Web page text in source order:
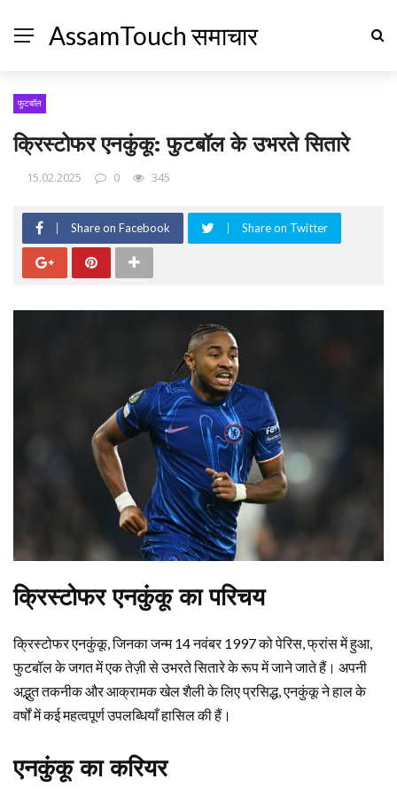
AssamTouch समाचार
फुटबॉल
क्रिस्टोफर एनकुंकू: फुटबॉल के उभरते सितारे
15.02.2025 0 345
Share on Facebook Share on Twitter
क्रिस्टोफर एनकुंकू का परिचय
क्रिस्टोफर एनकुंकू, जिनका जन्म 14 नवंबर 1997 को पेरिस, फ्रांस में हुआ,
फुटबॉल के जगत में एक तेज़ी से उभरते सितारे के रूप में जाने जाते हैं। अपनी
अद्भुत तकनीक और आक्रामक खेल शैली के लिए प्रसिद्ध, एनकुंकू ने हाल के
वर्षों में कई महत्वपूर्ण उपलब्धियाँ हासिल की हैं।
एनकुंकू का करियर